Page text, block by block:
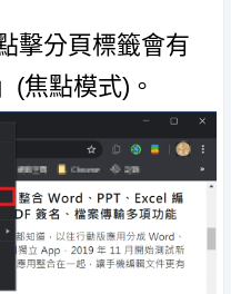
擊分頁標籤會有
(焦點模式)。